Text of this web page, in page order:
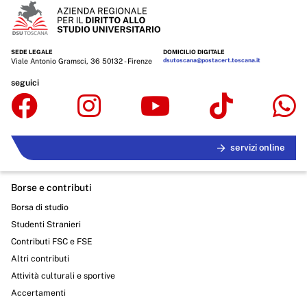
SEDE LEGALE
Viale Antonio Gramsci, 36 50132 - Firenze
DOMICILIO DIGITALE
dsutoscana@postacert.toscana.it
seguici
servizi online
Borse e contributi
Borsa di studio
Studenti Stranieri
Contributi FSC e FSE
Altri contributi
Attività culturali e sportive
Accertamenti